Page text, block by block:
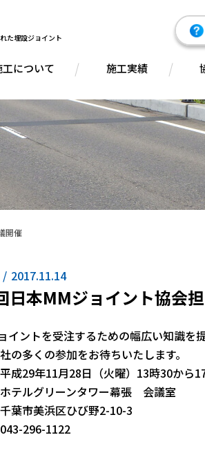
た埋設ジョイント
工について 施工実績
開催
2017.11.14
日本MMジョイント協会
イントを受注するための幅広い知識を提
の多くの参加をお待ちいたします。
成29年11月28日（火曜）13時30から
テルグリーンタワー幕張 会議室
美浜区ひび野2-10-3
296-1122